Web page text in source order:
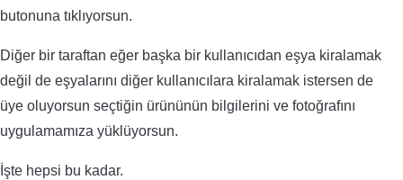
butonuna tıklıyorsun.
Diğer bir taraftan eğer başka bir kullanıcıdan eşya kiralamak
değil de eşyalarını diğer kullanıcılara kiralamak istersen de
üye oluyorsun seçtiğin ürününün bilgilerini ve fotoğrafını
uygulamamıza yüklüyorsun.
İşte hepsi bu kadar.